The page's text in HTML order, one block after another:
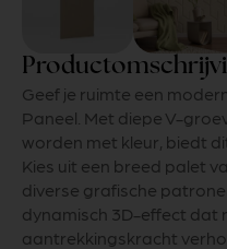
Geef je ruimte een
Paneel. Met diepe V-
worden met kleur, biedt
Kies uit een breed palet
diverse grafische
dynamisch 3D-effect dat
aantrekkingskracht